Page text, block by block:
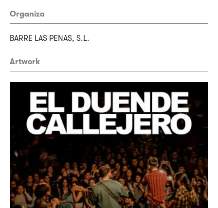
Organiza
BARRE LAS PENAS, S.L.
Artwork